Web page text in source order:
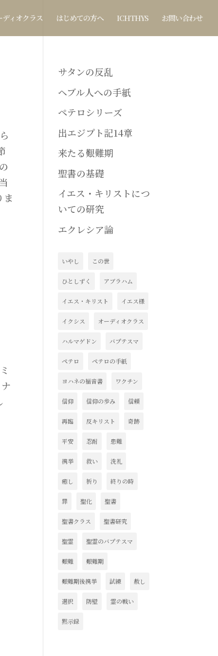
ディオクラス はじめての方へ ICHTHYS お問い合わせ
ま
サタンの反乱
ヘブル人への手紙
ペテロシリーズ
出エジプト記14章
来たる艱難期
聖書の基礎
イエス・キリストにつ
いての研究
エクレシア論
いやし この世
ひとしずく アブラハム
イエス・キリスト イエス様
イクシス オーディオクラス
ハルマゲドン バプテスマ
ペテロ ペテロの手紙
ヨハネの福音書 ワクチン
信仰 信仰の歩み 信頼
再臨 反キリスト 奇跡
平安 忍耐 患難
携挙 救い 洗礼
癒し 祈り 終りの時
罪 聖化 聖書
聖書クラス 聖書研究
聖霊 聖霊のバプテスマ
艱難 艱難期
艱難期後携挙 試練 赦し
選択 防壁 霊の戦い
黙示録